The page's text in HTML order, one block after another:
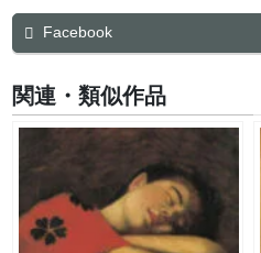
Facebook
関連・類似作品